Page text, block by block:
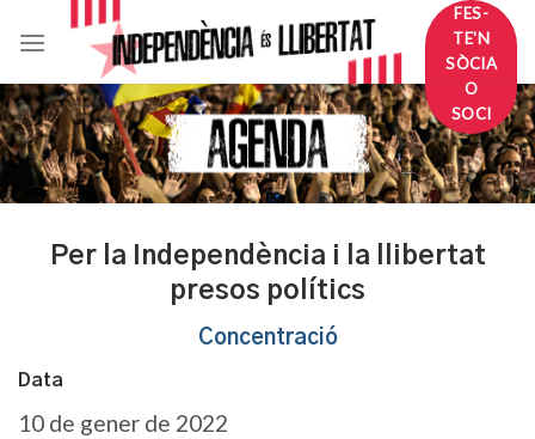
FES-
TE'N
SÒCIA
O
SOCI
Per la Independència i la llibertat
presos polítics
Concentració
Data
10 de gener de 2022